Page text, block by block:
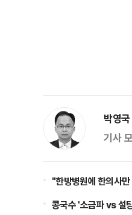
박영
기사
"한방병원에 한의사
콩국수 '소금파 vs 설